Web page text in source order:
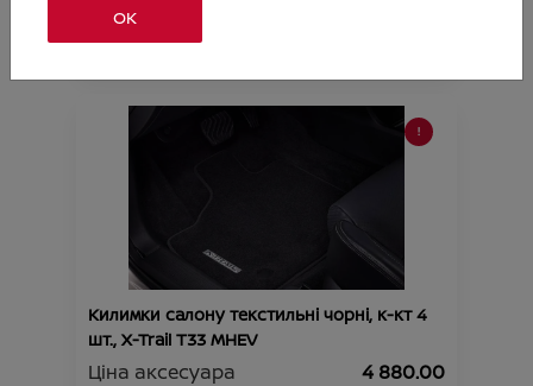
Підходить для автомобіля :
Килимки салону текстильні чорні, к-кт 4
шт., X-Trail T33 MHEV
Ціна аксесуара 4 880.00
ОК